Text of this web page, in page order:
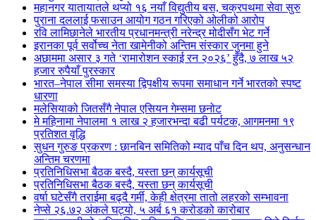
महानगर यातायातले थप्यो १६ नयाँ विद्युतीय बस, चक्रपथमा सेवा सुरु
पुराना दललाई फसाउन आयोग गठन गरिएको ओलीको आरोप
रवि लामिछानेले भारतीय प्रधानमन्त्री नरेन्द्र मोदीसँग भेट गर्ने
इरानका पूर्व सर्वोच्च नेता खामेनीको अन्तिम संस्कार जुनमा हुने
अछाममा असार ३ गते ‘रामारोशन स्काई रन २०२६’ हुँदै, ७ लाख ५२
हजार रुपैयाँ पुरस्कार
भारत–नेपाल सीमा समस्या द्विपक्षीय रूपमा समाधान गर्ने भारतको स्पष्ट
धारणा
मलेसियाको जितसँगै नेपाल एसियन गेम्समा छनोट
मे महिनामा नेपालमा १ लाख २ हजारभन्दा बढी पर्यटक, आगमनमा १९
प्रतिशत वृद्धि
सुधन गुरुङ प्रकरण : छानबिन समितिको म्याद पाँच दिन थप, अनुसन्धान
अन्तिम चरणमा
प्रतिनिधिसभा बैठक बस्दै, यस्ता छन् कार्यसूची
प्रतिनिधिसभा बैठक बस्दै, यस्ता छन् कार्यसूची
वर्षा घटेसँगै तराईमा बढ्दै गर्मी, केही क्षेत्रमा तातो लहरको सम्भावना
नेप्से २६.७२ अंकले घट्यो, ५ अर्ब ६१ करोडको कारोबार